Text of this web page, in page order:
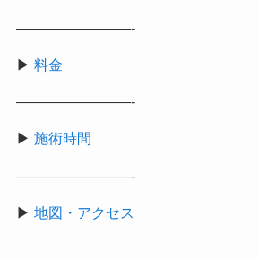
————————-
▶ 料金
————————-
▶ 施術時間
————————-
▶ 地図・アクセス